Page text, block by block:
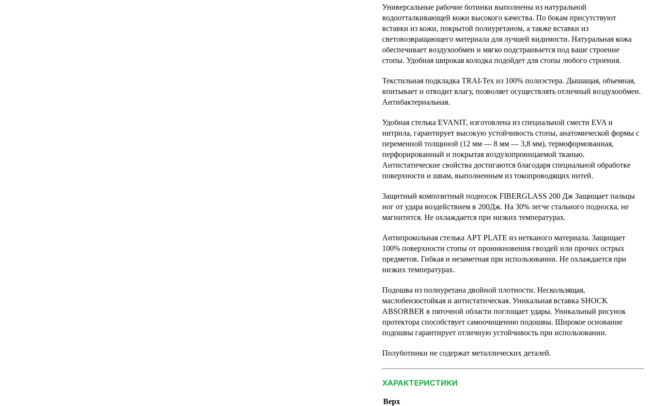
Универсальные рабочие ботинки выполнены из натуральной
водоотталкивающей кожи высокого качества. По бокам присутствуют
вставки из кожи, покрытой полиуретаном, а также вставки из
световозвращающего материала для лучшей видимости. Натуральная кожа
обеспечивает воздухообмен и мягко подстраивается под ваше строение
стопы. Удобная широкая колодка подойдет для стопы любого строения.
Текстильная подкладка TRAI-Tex из 100% полиэстера. Дышащая, объемная,
впитывает и отводит влагу, позволяет осуществлять отличный воздухообмен.
Антибактериальная.
Удобная стелька EVANIT, изготовлена из специальной смести EVA и
нитрила, гарантирует высокую устойчивость стопы, анатомической формы с
переменнойтолщиной (12мм — 8мм — 3,8 мм), термоформованная,
перфорированный и покрытая воздухопроницаемой тканью.
Антистатические свойства достигаются благодаря специальной обработке
поверхности и швам, выполненным из токопроводящих нитей.
Защитный композитный подносок FIBERGLASS 200 Дж Защищает пальцы
ног от удара воздействием в 200Дж. На 30% легче стального подноска, не
магнитится. Не охлаждается при низких температурах.
Антипрокольная стелька APT PLATE из нетканого материала. Защищает
100% поверхности стопы от проникновения гвоздей или прочих острых
предметов. Гибкая и незаметная при использовании. Не охлаждается при
низких температурах.
Подошва из полиуретана двойной плотности. Нескользящая,
маслобензостойкая и антистатическая. Уникальная вставка SHOCK
ABSORBER в пяточной области поглощает удары. Уникальный рисунок
протектора способствует самоочищению подошвы. Широкое основание
подошвы гарантирует отличную устойчивость при использовании.
Полуботинки не содержат металлических деталей.
ХАРАКТЕРИСТИКИ
Верх